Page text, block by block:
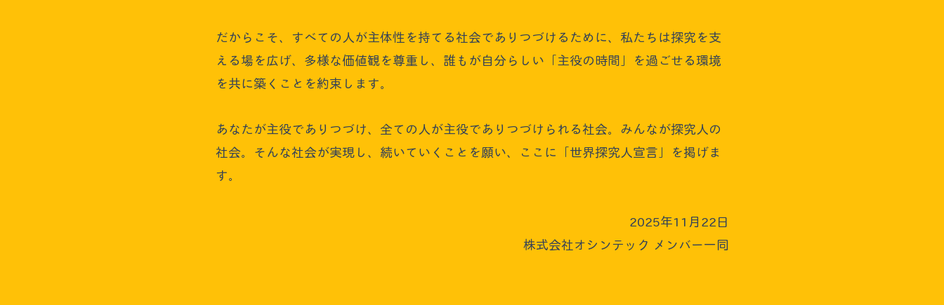
だからこそ、すべての人が主体性を持てる社会でありつづけるために、私たちは探究を支
える場を広げ、多様な価値観を尊重し、誰もが自分らしい「主役の時間」を過ごせる環境
を共に築くことを約束します。
あなたが主役でありつづけ、全ての人が主役でありつづけられる社会。みんなが探究人の
社会。そんな社会が実現し、続いていくことを願い、ここに「世界探究人宣言」を掲げま
す。
2025年11月22日
​株式会社オシンテック メンバー一同